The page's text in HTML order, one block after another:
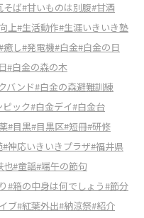
そば#甘いものは別腹#甘酒
上#生活動作#生涯いきいき塾
癒し#発電機#白金#白金の日
#白金の森の木
バンド#白金の森避難訓練
ック#白金デイ#白金台
#目黒#目黒区#短冊#研修
#神応いきいきプラザ#福井県
也#童謡#端午の節句
#箱の中身は何でしょう#節分
ブ#紅葉外出#納涼祭#紹介